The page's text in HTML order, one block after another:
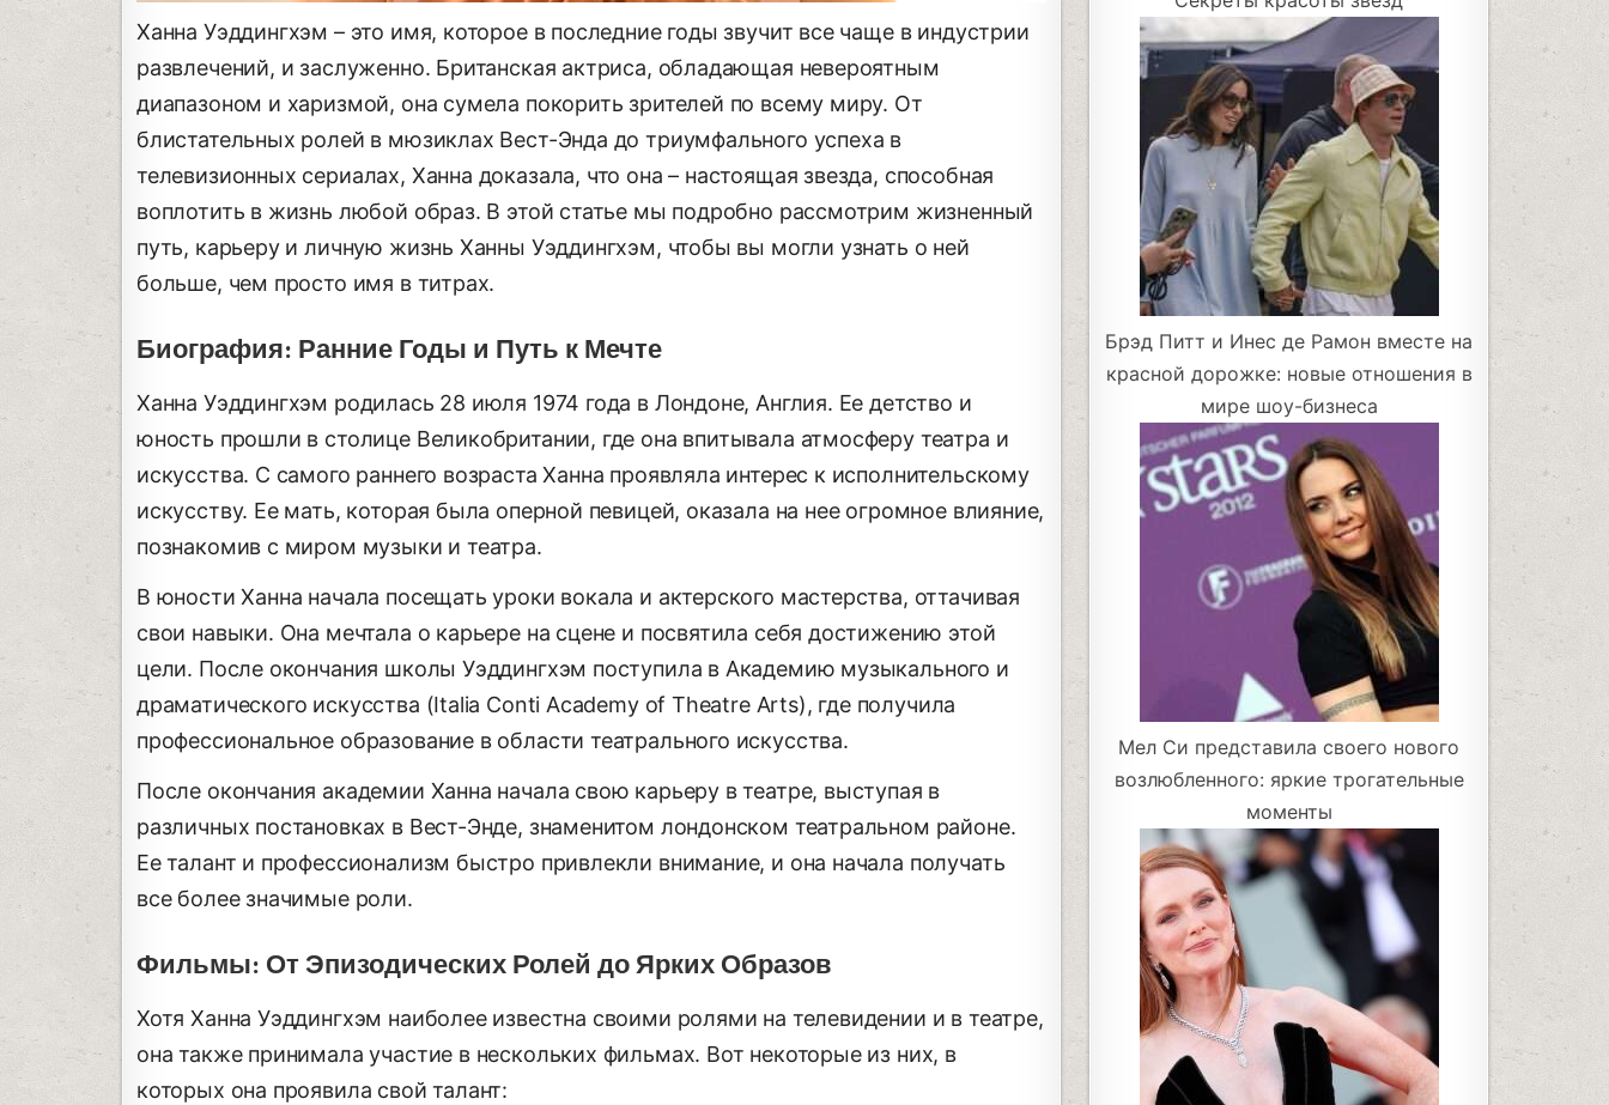
Ханна Уэддингхэм – это имя, которое в последние годы звучит все чаще в индустрии
развлечений, и заслуженно. Британская актриса, обладающая невероятным
диапазоном и харизмой, она сумела покорить зрителей по всему миру. От
блистательных ролей в мюзиклах Вест-Энда до триумфального успеха в
телевизионных сериалах, Ханна доказала, что она – настоящая звезда, способная
воплотить в жизнь любой образ. В этой статье мы подробно рассмотрим жизненный
путь, карьеру и личную жизнь Ханны Уэддингхэм, чтобы вы могли узнать о ней
больше, чем просто имя в титрах.
Биография: Ранние Годы и Путь к Мечте
Ханна Уэддингхэм родилась 28 июля 1974 года в Лондоне, Англия. Ее детство и
юность прошли в столице Великобритании, где она впитывала атмосферу театра и
искусства. С самого раннего возраста Ханна проявляла интерес к исполнительскому
искусству. Ее мать, которая была оперной певицей, оказала на нее огромное влияние,
познакомив с миром музыки и театра.
В юности Ханна начала посещать уроки вокала и актерского мастерства, оттачивая
свои навыки. Она мечтала о карьере на сцене и посвятила себя достижению этой
цели. После окончания школы Уэддингхэм поступила в Академию музыкального и
драматического искусства (Italia Conti Academy of Theatre Arts), где получила
профессиональное образование в области театрального искусства.
После окончания академии Ханна начала свою карьеру в театре, выступая в
различных постановках в Вест-Энде, знаменитом лондонском театральном районе.
Ее талант и профессионализм быстро привлекли внимание, и она начала получать
все более значимые роли.
Фильмы: От Эпизодических Ролей до Ярких Образов
Хотя Ханна Уэддингхэм наиболее известна своими ролями на телевидении и в театре,
она также принимала участие в нескольких фильмах. Вот некоторые из них, в
которых она проявила свой талант:
Брэд Питт и Инес де Рамон вместе на
красной дорожке: новые отношения в
мире шоу-бизнеса
Мел Си представила своего нового
возлюбленного: яркие трогательные
моменты